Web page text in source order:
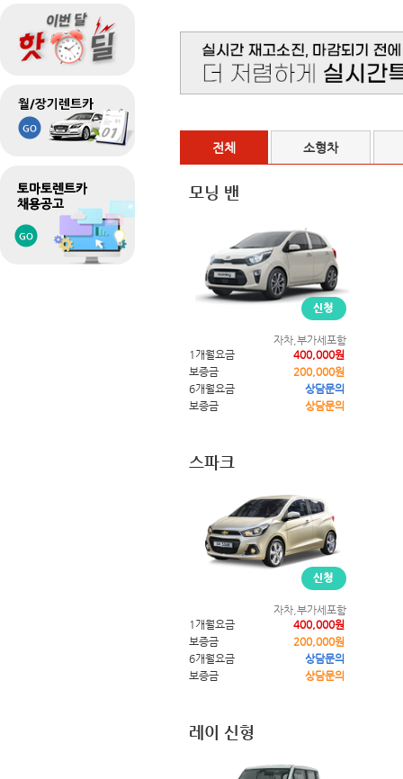
전체 소형차
모닝 밴
자차,부가세포함
1개월요금
400,000원
보증금
200,000원
6개월요금
상담문의
보증금
상담문의
스파크
자차,부가세포함
1개월요금
400,000원
보증금
200,000원
6개월요금
상담문의
보증금
상담문의
레이 신형